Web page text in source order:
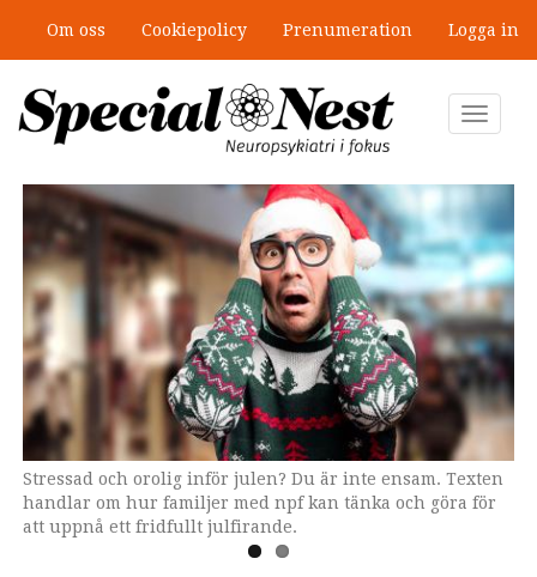
huvudinnehåll
Om oss Cookiepolicy Prenumeration Logga in
Toggle
Stressad och orolig inför julen? Du är inte ensam. Texten
handlar om hur familjer med npf kan tänka och göra för
att uppnå ett fridfullt julfirande.
"Det finns inget fel sätt att fira jul, din form av julglädje är
inte sämre än någon annans", säger Cecilia Brusewitz,
kommunikatör på riksförbundet Attention.
Mobbning vid autism och adhd: 4